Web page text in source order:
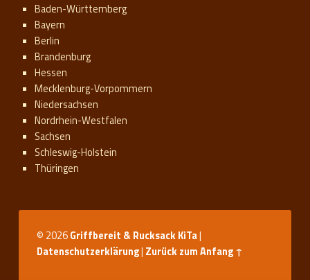
Baden-Württemberg
Bayern
Berlin
Brandenburg
Hessen
Mecklenburg-Vorpommern
Niedersachsen
Nordrhein-Westfalen
Sachsen
Schleswig-Holstein
Thüringen
© 2026Griffbereit & Rucksack KiTa|
Datenschutzerklärung| Zurück zum Anfang ↑